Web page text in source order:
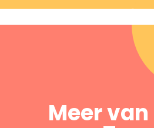
Meer